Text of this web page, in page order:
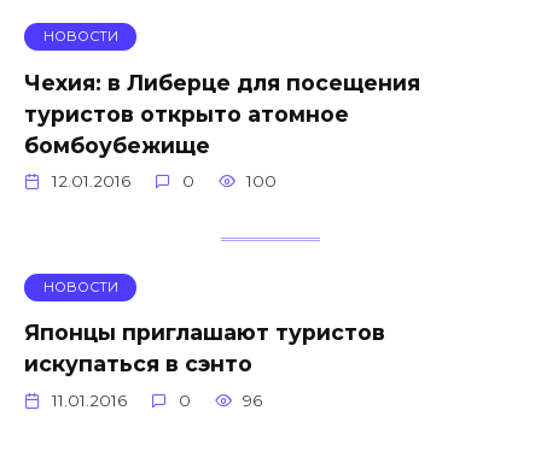
НОВОСТИ
Чехия: в Либерце для посещения
туристов открыто атомное
бомбоубежище
12.01.2016 0 100
НОВОСТИ
Японцы приглашают туристов
искупаться в сэнто
11.01.2016 0 96